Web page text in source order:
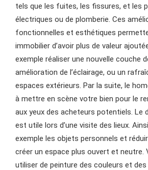
tels que les fuites, les fissures, et les
électriques ou de plomberie. Ces
fonctionnelles et esthétiques
immobilier d’avoir plus de valeur
exemple réaliser une nouvelle couche
amélioration de l’éclairage, ou un
espaces extérieurs. Par la suite, le
à mettre en scène votre bien pour le
aux yeux des acheteurs potentiels. Le
est utile lors d’une visite des lieux.
exemple les objets personnels et
créer un espace plus ouvert et neutre.
utiliser de peinture des couleurs et